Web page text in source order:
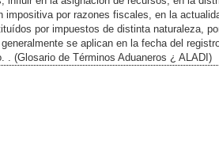
impositiva por razones fiscales, en la
por impuestos de distinta naturaleza,
se aplican en la fecha del
. (Glosario de Términos Aduaneros ¿ ALADI)